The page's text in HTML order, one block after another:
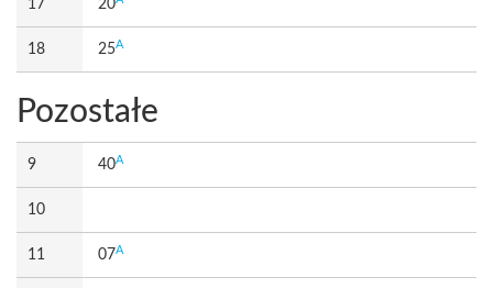
17 20
18 25A
Pozostałe
9 40A
10
11 07A